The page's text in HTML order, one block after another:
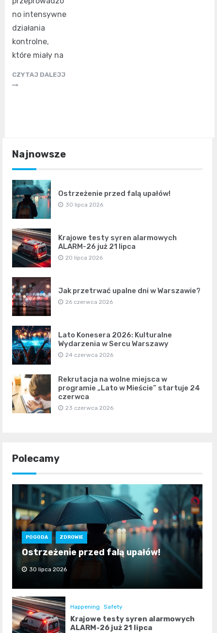
no intensywne
działania
kontrolne,
które miały na
CZYTAJ DALEJJ
Najnowsze
Ostrzeżenie przed falą upałów!
30 lipca 2026
Krajowe testy syren alarmowych
ALARM-26 już 21 lipca
20 lipca 2026
Jak przetrwać upalne dni w Warszawie?
26 czerwca 2026
Lato Konesera 2026: Kulturalne
Wydarzenia w Sercu Warszawy
24 czerwca 2026
Rekrutacja na wolne miejsca w
programie „Lato w Mieście” startuje 24
czerwca
23 czerwca 2026
Polecamy
POGODA ZDROWIE
Ostrzeżenie przed falą upałów!
30 lipca 2026
Happening Safety
Krajowe testy syren alarmowych
ALARM-26 już 21 lipca